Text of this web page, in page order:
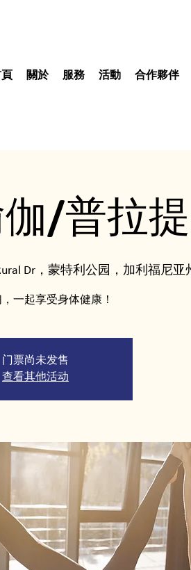
關於 服務 活動 合作夥伴
/普拉提
Dr，蒙特利公园，加利福尼亚
一起享受身体健康！
门票尚未发售
查看其他活动